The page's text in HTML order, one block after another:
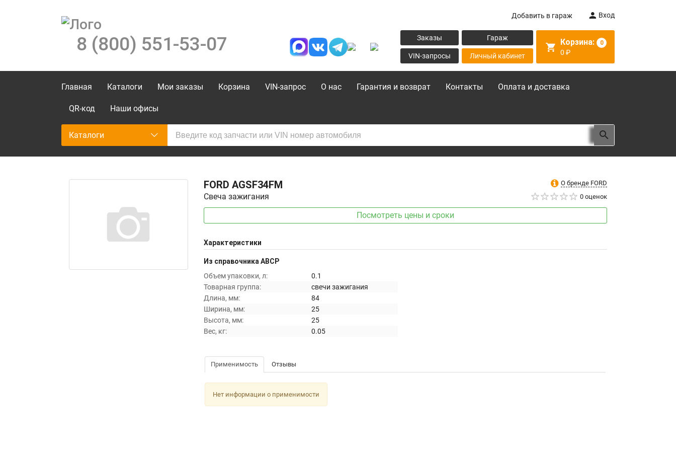
8 (800) 551-53-07
Добавить в гараж Вход
Заказы
VIN-запросы
Гараж
Личный кабинет
Корзина: 0
0 ₽
Главная Каталоги Мои заказы Корзина VIN-запрос О нас Гарантия и возврат Контакты Оплата и доставка
QR-код Наши офисы
Каталоги
О бренде FORD
0 оценок
FORD AGSF34FM
Свеча зажигания
Посмотреть цены и сроки
Характеристики
Из справочника ABCP
Объем упаковки, л:
0.1
Товарная группа:
свечи зажигания
Длина, мм:
84
Ширина, мм:
25
Высота, мм:
25
Вес, кг:
0.05
Применимость Отзывы
Нет информации о применимости